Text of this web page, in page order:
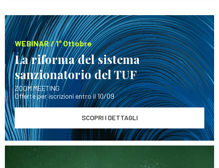
WEBINAR / 1° Ottobre
La riforma del sistema
sanzionatorio del TUF
ZOOM MEETING
Offerte per iscrizioni entro il 10/09
SCOPRI I DETTAGLI